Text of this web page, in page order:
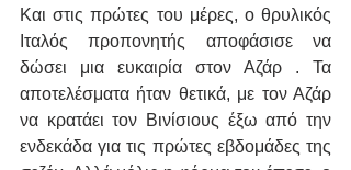
Και στις πρώτες του μέρες, ο θρυλικός
Ιταλός προπονητής αποφάσισε να
δώσει μια ευκαιρία στον Αζάρ . Τα
αποτελέσματα ήταν θετικά, με τον Αζάρ
να κρατάει τον Βινίσιους έξω από την
ενδεκάδα για τις πρώτες εβδομάδες της